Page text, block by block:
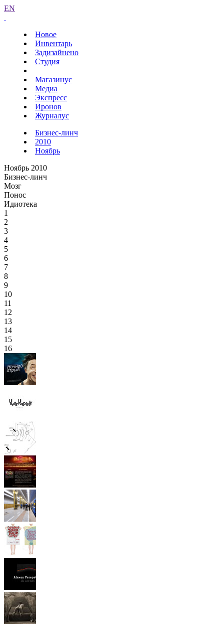
EN
Новое
Инвентарь
Задизайнено
Студия
Магазинус
Медиа
Экспресс
Иронов
Журналус
Бизнес-линч
2010
Ноябрь
Ноябрь 2010
Бизнес-линч
Мозг
Понос
Идиотека
1
2
3
4
5
6
7
8
9
10
11
12
13
14
15
16